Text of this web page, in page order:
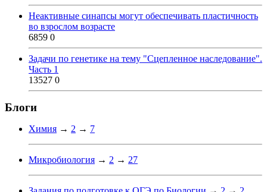
Неактивные синапсы могут обеспечивать пластичность
во взрослом возрасте
6859 0
Задачи по генетике на тему "Сцепленное наследование".
Часть 1
13527 0
Блоги
Химия → 2 → 7
Микробиология → 2 → 27